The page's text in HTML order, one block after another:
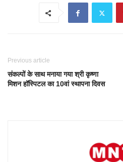
Previous article
संकल्पों के साथ मनाया गया श्री कृष्णा
मिशन हॉस्पिटल का 10वां स्थापना दिवस